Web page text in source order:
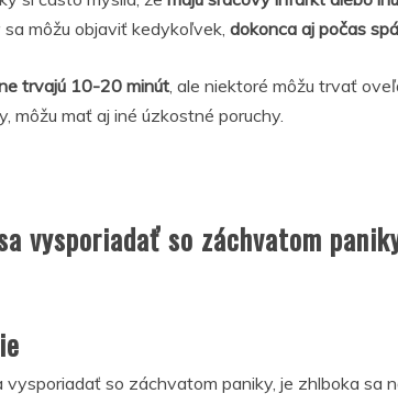
môžu objaviť kedykoľvek, dokonca aj počas
trvajú 10-20 minút, ale niektoré môžu trvať
môžu mať aj iné úzkostné poruchy.
vysporiadať so záchvatom
so záchvatom paniky, je zhlboka sa